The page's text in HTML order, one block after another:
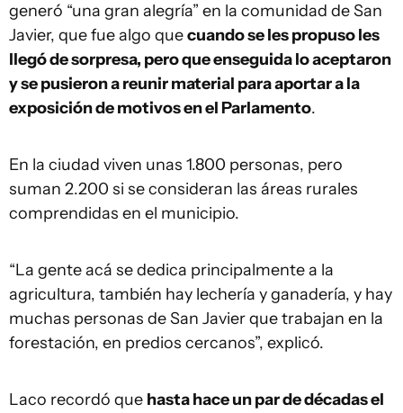
generó “una gran alegría” en la comunidad de San
Javier, que fue algo quecuando se les propuso les
llegó de sorpresa, pero que enseguida lo aceptaron
y se pusieron a reunir material para aportar a la
exposición de motivos en el Parlamento.
En la ciudad viven unas 1.800 personas, pero
suman 2.200 si se consideran las áreas rurales
comprendidas en el municipio.
“La gente acá se dedica principalmente a la
agricultura, también hay lechería y ganadería, y hay
muchas personas de San Javier que trabajan en la
forestación, en predios cercanos”, explicó.
Laco recordó que hasta hace un par de décadas el